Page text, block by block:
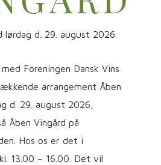
lørdag d. 29. august 2026
Foreningen Dansk Vins
arrangement Åben
d. 29. august 2026,
Åben Vingård på
Hos os er det i
13.00 – 16.00. Det vil